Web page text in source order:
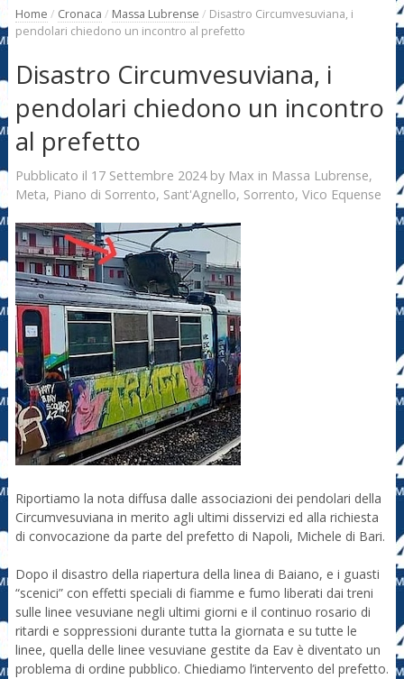
Home / Cronaca / Massa Lubrense / Disastro Circumvesuviana, i
pendolari chiedono un incontro al prefetto
Disastro Circumvesuviana, i
pendolari chiedono un incontro
al prefetto
Pubblicato il 17 Settembre 2024by Max in Massa Lubrense,
Meta, Piano di Sorrento, Sant'Agnello, Sorrento, Vico Equense
Riportiamo la nota diffusa dalle associazioni dei pendolari della
Circumvesuviana in merito agli ultimi disservizi ed alla richiesta
di convocazione da parte del prefetto di Napoli, Michele di Bari.
Dopo il disastro della riapertura della linea di Baiano, e i guasti
“scenici” con effetti speciali di fiamme e fumo liberati dai treni
sulle linee vesuviane negli ultimi giorni e il continuo rosario di
ritardi e soppressioni durante tutta la giornata e su tutte le
linee, quella delle linee vesuviane gestite da Eav è diventato un
problema di ordine pubblico. Chiediamo l’intervento del prefetto.